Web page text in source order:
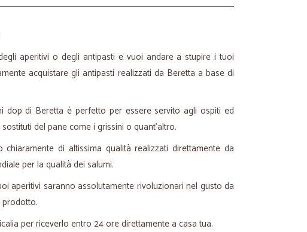
aperitivi o degli antipasti e vuoi andare a stupire i tuoi
acquistare gli antipasti realizzati da Beretta a base di
dop di Beretta è perfetto per essere servito agli ospiti ed
del pane come i grissini o quant'altro.
chiaramente di altissima qualità realizzati direttamente da
per la qualità dei salumi.
aperitivi saranno assolutamente rivoluzionari nel gusto da
per riceverlo entro 24 ore direttamente a casa tua.